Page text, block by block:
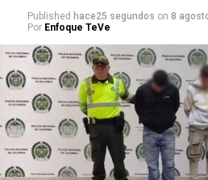
Published hace25 segundos on 8
Por Enfoque TeVe